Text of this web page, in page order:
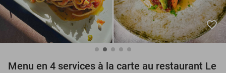
favorite_border
Menu en 4 services à la carte au restaurant Le